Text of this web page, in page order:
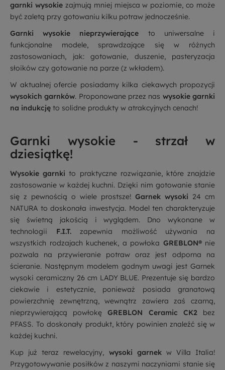
garnki wysokiezajmują mniej miejsca w poziomie, co może
być zaletą przy gotowaniu kilku potraw jednocześnie.
Garnki wysokie nieprzywierające to uniwersalne i
funkcjonalne modele, sprawdzające się w różnych
zastosowaniach, jak: gotowanie, duszenie, pasteryzacja
słoików czy gotowanie na parze (z wkładem).
W aktualnej ofercie posiadamy kilka ciekawych propozycji
wysokich garnków. Proponowane przez nas wysokie garnki
na indukcję to solidne produkty w atrakcyjnych cenach!
Garnki wysokie - strzał w
dziesiątkę!
Wysokie garnki to praktyczne rozwiązanie, które znajdzie
zastosowanie w każdej kuchni. Dzięki nim gotowanie stanie
się z pewnością o wiele prostsze! Garnek wysoki 24 cm
NATURA to doskonała inwestycja. Model ten charakteryzuje
się świetną jakością i wyglądem. Dno wykonane w
technologii F.I.T.zapewnia możliwość używania na
wszystkich rodzajach kuchenek, a powłoka GREBLON®nie
pozwala na przywieranie potraw oraz jest odporna na
ścieranie. Następnym modelem godnym uwagi jest Garnek
wysoki ceramiczny 26 cm LADY BLUE. Prezentuje się bardzo
ciekawie i estetycznie, ponieważ posiada granatową
powierzchnię zewnętrzną, wewnątrz zawiera zaś czarną,
nieprzywierającą powłokęGREBLON Ceramic CK2bez
PFASS. To doskonały produkt, który powinien znaleźć się w
każdej kuchni.
Kup już teraz rewelacyjny, wysoki garnek w Villa Italia!
Przygotowywanie posiłków z naszymi naczyniami stanie się